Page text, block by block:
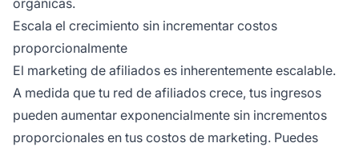
orgánicas.
Escala el crecimiento sin incrementar costos
proporcionalmente
El marketing de afiliados es inherentemente escalable.
A medida que tu red de afiliados crece, tus ingresos
pueden aumentar exponencialmente sin incrementos
proporcionales en tus costos de marketing. Puedes